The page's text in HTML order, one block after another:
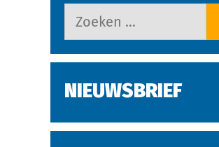
NIEUWSBRIEF